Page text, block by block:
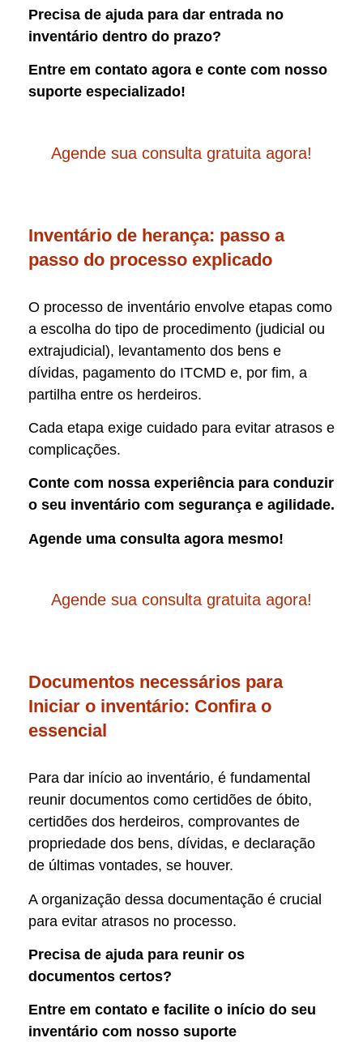
Precisa de ajuda para dar entrada no
inventário dentro do prazo?
Entre em contato agora e conte com nosso
suporte especializado!
Agende sua consulta gratuita agora!
Inventário de herança: passo a
passo do processo explicado
O processo de inventário envolve etapas como
a escolha do tipo de procedimento (judicial ou
extrajudicial), levantamento dos bens e
dívidas, pagamento do ITCMD e, por fim, a
partilha entre os herdeiros.
Cada etapa exige cuidado para evitar atrasos e
complicações.
Conte com nossa experiência para conduzir
o seu inventário com segurança e agilidade.
Agende uma consulta agora mesmo!
Agende sua consulta gratuita agora!
Documentos necessários para
Iniciar o inventário: Confira o
essencial
Para dar início ao inventário, é fundamental
reunir documentos como certidões de óbito,
certidões dos herdeiros, comprovantes de
propriedade dos bens, dívidas, e declaração
de últimas vontades, se houver.
A organização dessa documentação é crucial
para evitar atrasos no processo.
Precisa de ajuda para reunir os
documentos certos?
Entre em contato e facilite o início do seu
inventário com nosso suporte